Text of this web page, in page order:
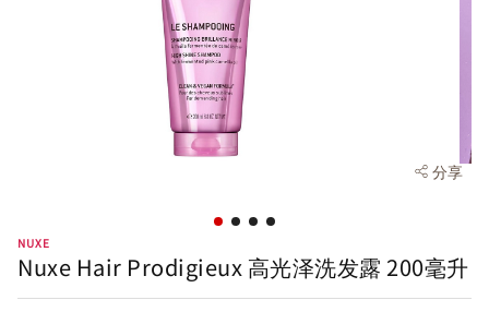
分享
NUXE
Nuxe Hair Prodigieux 高光泽洗发露 200毫升